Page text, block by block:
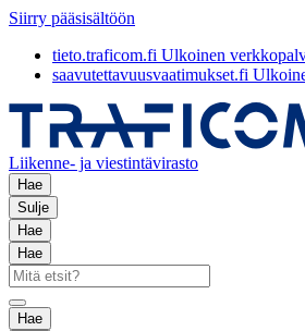
Siirry pääsisältöön
tieto.traficom.fi Ulkoinen
saavutettavuusvaatimukset.fi
Liikenne- ja viestintävirasto
Hae
Sulje
Hae
Hae
Hae